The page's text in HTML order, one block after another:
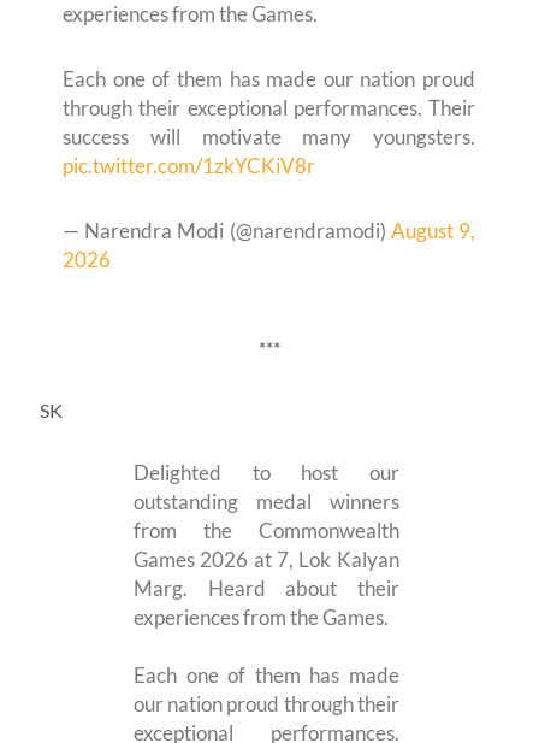
experiences from the Games.
Each one of them has made our nation proud
through their exceptional performances. Their
success will motivate many youngsters.
pic.twitter.com/1zkYCKiV8r
— Narendra Modi (@narendramodi) August 9,
2026
***
SK
Delighted to host our
outstanding medal winners
from the Commonwealth
Games 2026 at 7, Lok Kalyan
Marg. Heard about their
experiences from the Games.
Each one of them has made
our nation proud through their
exceptional performances.